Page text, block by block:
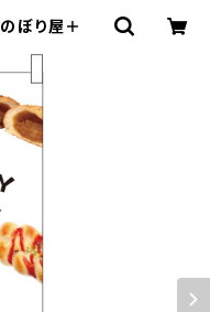
ぼり屋＋